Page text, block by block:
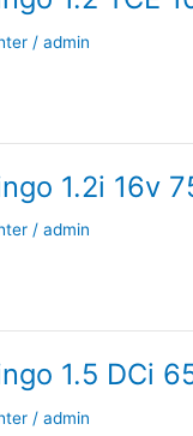
/admin
1.2i 16v
/admin
1.5 DCi
/admin